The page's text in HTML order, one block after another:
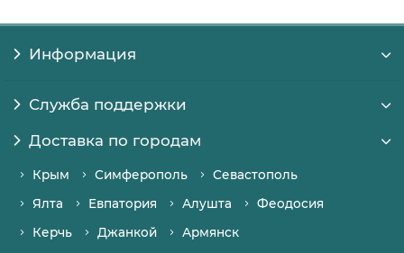
Информация
Служба поддержки
Доставка по городам
Крым Симферополь
Севастополь
Ялта
Евпатория Алушта
Феодосия
Керчь
Джанкой
Армянск